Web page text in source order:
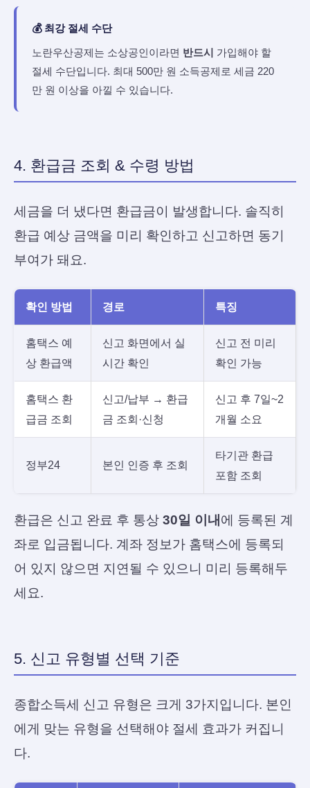
💰 최강 절세 수단
노란우산공제는 소상공인이라면 반드시 가입해야 할
절세 수단입니다. 최대 500만 원 소득공제로 세금 220
만 원 이상을 아낄 수 있습니다.
4. 환급금 조회 & 수령 방법
세금을 더 냈다면 환급금이 발생합니다. 솔직히
환급 예상 금액을 미리 확인하고 신고하면 동기
부여가 돼요.
확인 방법 경로 특징
홈택스 예
상 환급액
신고 화면에서 실
시간 확인
신고 전 미리
확인 가능
홈택스 환
급금 조회
신고/납부 → 환급
금 조회·신청
신고 후 7일~2
개월 소요
정부24 본인 인증 후 조회
타기관 환급
포함 조회
환급은 신고 완료 후 통상 30일 이내 에 등록된 계
좌로 입금됩니다. 계좌 정보가 홈택스에 등록되
어 있지 않으면 지연될 수 있으니 미리 등록해두
세요.
5. 신고 유형별 선택 기준
종합소득세 신고 유형은 크게 3가지입니다. 본인
에게 맞는 유형을 선택해야 절세 효과가 커집니
다.